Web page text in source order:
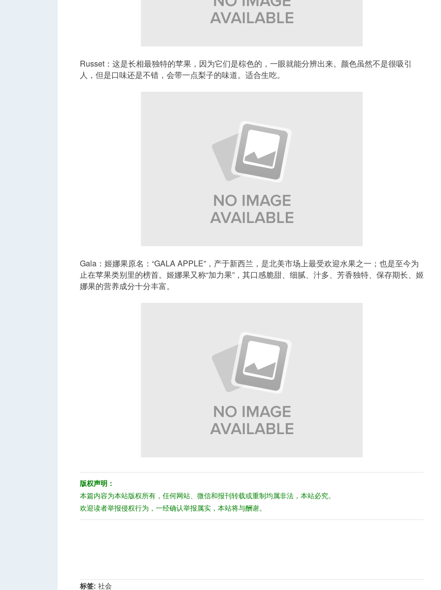
Russet：这是长相最独特的苹果，因为它们是棕色的，一眼就能分辨出来。颜色虽然不是很吸引
人，但是口味还是不错，会带一点梨子的味道。适合生吃。
Gala：姬娜果原名：“GALA APPLE”，产于新西兰，是北美市场上最受欢迎水果之一；也是至今为
止在苹果类别里的榜首。姬娜果又称“加力果”，其口感脆甜、细腻、汁多、芳香独特、保存期长、姬
娜果的营养成分十分丰富。
版权声明：
本篇内容为本站版权所有，任何网站、微信和报刊转载或重制均属非法，本站必究。
欢迎读者举报侵权行为，一经确认举报属实，本站将与酬谢。
标签: 社会